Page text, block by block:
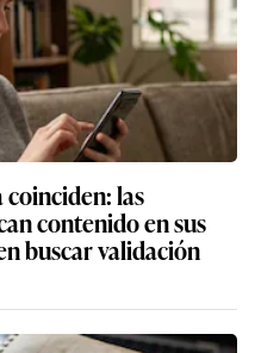
las
contenido en sus
buscar validación